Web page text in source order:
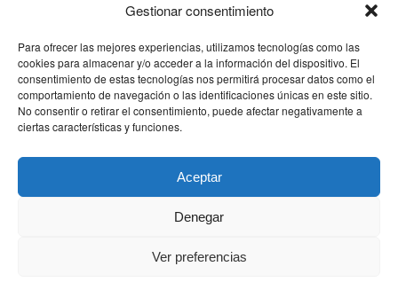
Gestionar consentimiento
Para ofrecer las mejores experiencias, utilizamos tecnologías como las
cookies para almacenar y/o acceder a la información del dispositivo. El
consentimiento de estas tecnologías nos permitirá procesar datos como el
comportamiento de navegación o las identificaciones únicas en este sitio.
No consentir o retirar el consentimiento, puede afectar negativamente a
ciertas características y funciones.
Aceptar
Denegar
Ver preferencias
NOROESTE DE MADRID
Trabajamos juntos para mejorar la calidad de los Servicios
Psicológicos y el Bienestar de la ciudadanía.
Política de cookies|Aviso legal | © 2013-2026 «Psicología
Integrativa: Tu Espacio para Sanar»
Política de privacidad Funciona gracias a WordPress